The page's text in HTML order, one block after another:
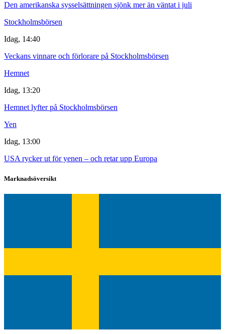
Den amerikanska sysselsättningen sjönk mer än väntat i juli
Stockholmsbörsen
Idag, 14:40
Veckans vinnare och förlorare på Stockholmsbörsen
Hemnet
Idag, 13:20
Hemnet lyfter på Stockholmsbörsen
Yen
Idag, 13:00
USA rycker ut för yenen – och retar upp Europa
Marknadsöversikt